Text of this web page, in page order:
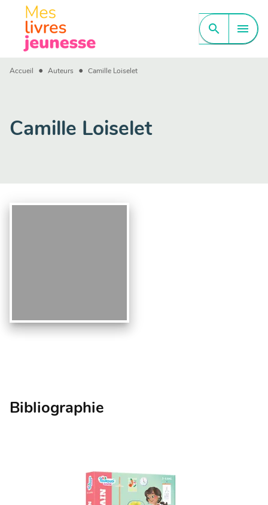
MENU CONTENU
PIED DE PAGE
search menu
Accueil • Auteurs • Camille Loiselet
Camille Loiselet
Bibliographie